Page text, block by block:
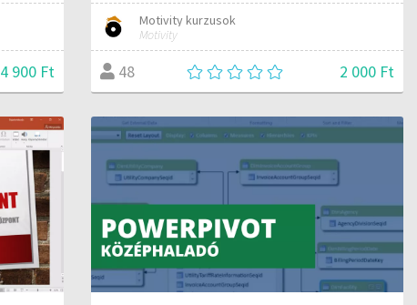
4 900 Ft
Motivity kurzusok
Motivity
48 2 000 Ft